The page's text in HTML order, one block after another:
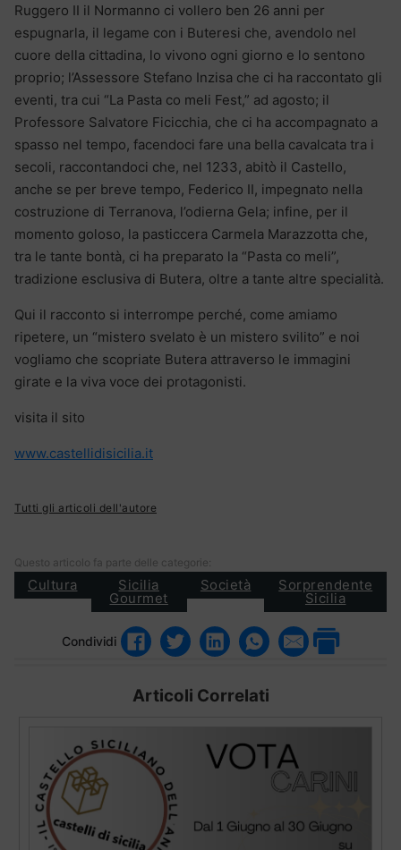
Ruggero II il Normanno ci vollero ben 26 anni per
espugnarla, il legame con i Buteresi che, avendolo nel
cuore della cittadina, lo vivono ogni giorno e lo sentono
proprio; l’Assessore Stefano Inzisa che ci ha raccontato gli
eventi, tra cui “La Pasta co meli Fest,” ad agosto; il
Professore Salvatore Ficicchia, che ci ha accompagnato a
spasso nel tempo, facendoci fare una bella cavalcata tra i
secoli, raccontandoci che, nel 1233, abitò il Castello,
anche se per breve tempo, Federico II, impegnato nella
costruzione di Terranova, l’odierna Gela; infine, per il
momento goloso, la pasticcera Carmela Marazzotta che,
tra le tante bontà, ci ha preparato la “Pasta co meli”,
tradizione esclusiva di Butera, oltre a tante altre specialità.
Qui il racconto si interrompe perché, come amiamo
ripetere, un “mistero svelato è un mistero svilito” e noi
vogliamo che scopriate Butera attraverso le immagini
girate e la viva voce dei protagonisti.
visita il sito
www.castellidisicilia.it
Tutti gli articoli dell'autore
Questo articolo fa parte delle categorie:
Cultura Sicilia
Gourmet
Società Sorprendente
Sicilia
Condividi
Articoli Correlati